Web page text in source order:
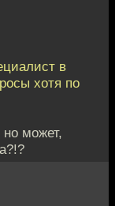
в
хотя по
но может,